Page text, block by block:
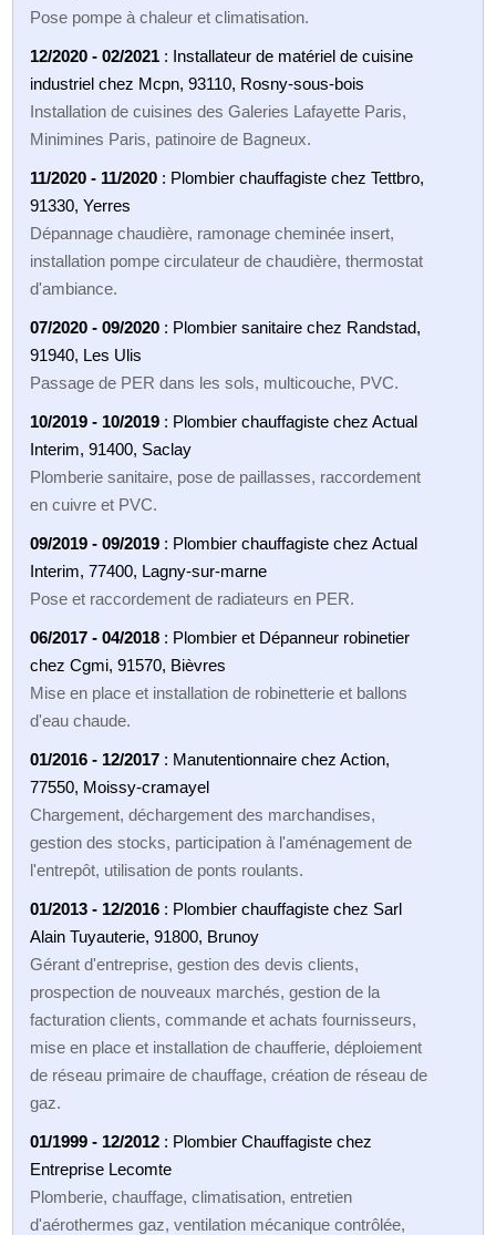
Pose pompe à chaleur et climatisation.
12/2020 - 02/2021 : Installateur de matériel de cuisine
industriel chez Mcpn, 93110, Rosny-sous-bois
Installation de cuisines des Galeries Lafayette Paris,
Minimines Paris, patinoire de Bagneux.
11/2020 - 11/2020 : Plombier chauffagiste chez Tettbro,
91330, Yerres
Dépannage chaudière, ramonage cheminée insert,
installation pompe circulateur de chaudière, thermostat
d'ambiance.
07/2020 - 09/2020 : Plombier sanitaire chez Randstad,
91940, Les Ulis
Passage de PER dans les sols, multicouche, PVC.
10/2019 - 10/2019 : Plombier chauffagiste chez Actual
Interim, 91400, Saclay
Plomberie sanitaire, pose de paillasses, raccordement
en cuivre et PVC.
09/2019 - 09/2019 : Plombier chauffagiste chez Actual
Interim, 77400, Lagny-sur-marne
Pose et raccordement de radiateurs en PER.
06/2017 - 04/2018 : Plombier et Dépanneur robinetier
chez Cgmi, 91570, Bièvres
Mise en place et installation de robinetterie et ballons
d'eau chaude.
01/2016 - 12/2017 : Manutentionnaire chez Action,
77550, Moissy-cramayel
Chargement, déchargement des marchandises,
gestion des stocks, participation à l'aménagement de
l'entrepôt, utilisation de ponts roulants.
01/2013 - 12/2016 : Plombier chauffagiste chez Sarl
Alain Tuyauterie, 91800, Brunoy
Gérant d'entreprise, gestion des devis clients,
prospection de nouveaux marchés, gestion de la
facturation clients, commande et achats fournisseurs,
mise en place et installation de chaufferie, déploiement
de réseau primaire de chauffage, création de réseau de
gaz.
01/1999 - 12/2012 : Plombier Chauffagiste chez
Entreprise Lecomte
Plomberie, chauffage, climatisation, entretien
d'aérothermes gaz, ventilation mécanique contrôlée,